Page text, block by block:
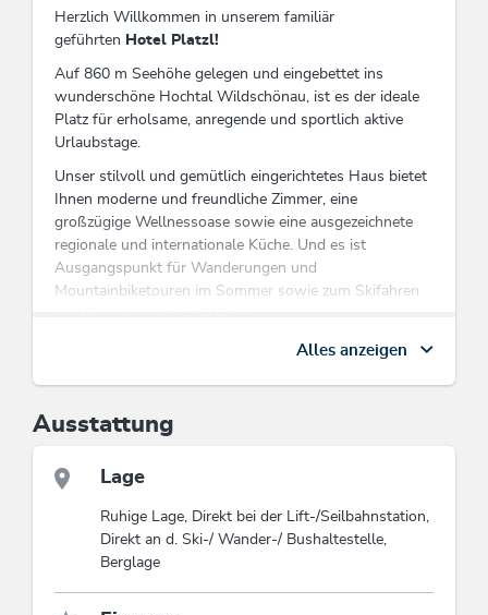
Herzlich Willkommen in unserem familiär
geführten Hotel Platzl!
Auf 860 m Seehöhe gelegen und eingebettet ins
wunderschöne Hochtal Wildschönau, ist es der ideale
Platz für erholsame, anregende und sportlich aktive
Urlaubstage.
Unser stilvoll und gemütlich eingerichtetes Haus bietet
Ihnen moderne und freundliche Zimmer, eine
großzügige Wellnessoase sowie eine ausgezeichnete
regionale und internationale Küche. Und es ist
Ausgangspunkt für Wanderungen und
Mountainbiketouren im Sommer sowie zum Skifahren
Genießen Sie Ihren Urlaub in der familiären und
Wir freuen uns darauf, Sie im Hotel Platzl begrüßen zu
Die Wildschönau Premium Card inkludiert
exklusiv die Sommer-Bergbahnen &
Wanderbus, Wanderungen,
Kinderprogramm etc ...
Alles anzeigen
Ausstattung
Lage
Ruhige Lage, Direkt bei der Lift-/Seilbahnstation,
Direkt an d. Ski-/ Wander-/ Bushaltestelle,
Berglage